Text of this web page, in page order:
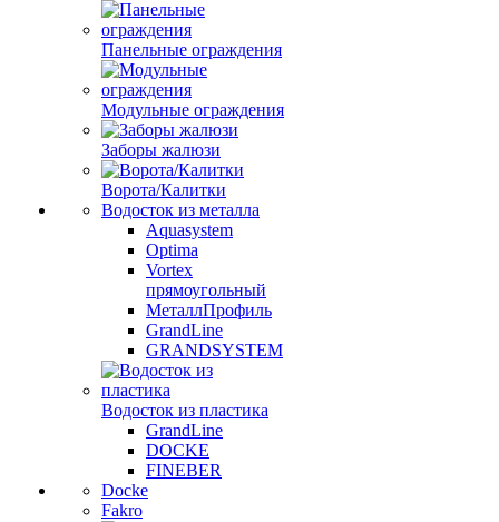
Панельные ограждения
Модульные ограждения
Заборы жалюзи
Ворота/Калитки
Водосток из металла
Aquasystem
Optima
Vortex
прямоугольный
МеталлПрофиль
GrandLine
GRANDSYSTEM
Водосток из пластика
GrandLine
DOCKE
FINEBER
Docke
Fakro